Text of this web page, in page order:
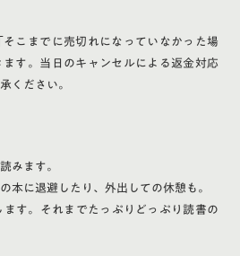
こまでに売切れになっていなかった場
す。当日のキャンセルによる返金対応
ください。
みます。
本に退避したり、外出しての休憩も。
す。それまでたっぷりどっぷり読書の